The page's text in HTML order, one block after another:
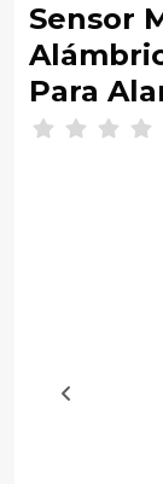
Sensor
Para